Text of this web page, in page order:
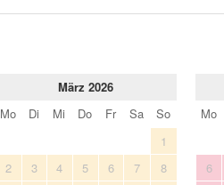
März 2026
Mo
Di Mi Do Fr Sa
So
1
2
3 4 5 6 7
8
Mo
6